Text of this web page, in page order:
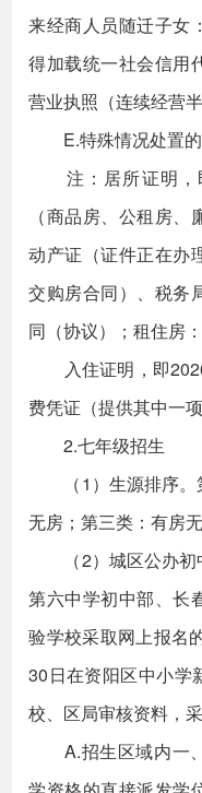
来经商人员随迁子女
得加载统一社会信用
营业执照（连续经营
E.特殊情况处置的
注：居所证明，
（商品房、公租房
动产证（证件正在办
交购房合同）、税务
同（协议）；租住房
入住证明，即
费凭证（提供其中一
2.七年级招生
（1）生源排序。
无房；第三类：有房
（2）城区公办初
第六中学初中部、长
验学校采取网上报名
30日在资阳区中小学
校、区局审核资料，
A.招生区域内一、